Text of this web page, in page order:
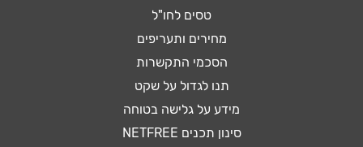
טסים לחו"ל
מחירים ותעריפים
הסכמי התקשרות
תנו לגדול על שקט
מידע על גלישה בטוחה
סינון תכנים NETFREE